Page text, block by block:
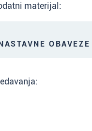
materijal: